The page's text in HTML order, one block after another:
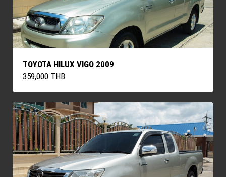
TOYOTA HILUX VIGO 2009
359,000 THB